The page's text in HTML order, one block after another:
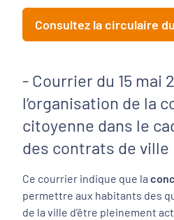
Consultez la circulaire
- Courrier du 15 mai
l’organisation de la
citoyenne dans le
des contrats de ville
Ce courrier indique que la
permettre aux habitants des
de la ville d’être pleinement